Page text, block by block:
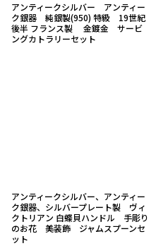
アンティークシルバー アンティー
ク銀器 純銀製(950) 特級 19世紀
後半 フランス製 金鍍金 サービ
ングカトラリーセット
アンティークシルバー、アンティー
ク銀器、シルバープレート製 ヴィ
クトリアン 白蝶貝ハンドル 手彫り
のお花 美装飾 ジャムスプーンセ
ット